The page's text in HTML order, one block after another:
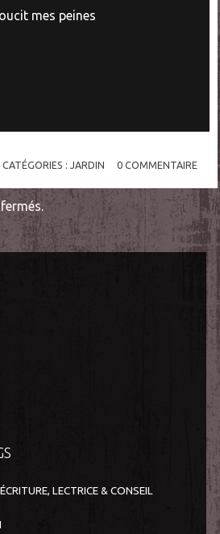
mes peines
CATÉGORIES : JARDIN 0 COMMENTAIRE
LECTRICE & CONSEIL